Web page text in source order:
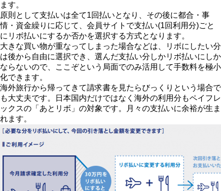
ます。
原則として支払いは全て1回払いとなり、その後に都合・事
情・資金繰りに応じて、会員サイトで支払い(1回利用分)ごと
にリボ払いにするか否かを選択する方式となります。
大きな買い物が重なってしまった場合などは、リボにしたい分
は後から自由に選択でき、選んだ支払い分しかリボ払いにしか
ならないので、ここぞという局面でのみ活用して手数料を極小
化できます。
海外旅行から帰ってきて請求書を見たらびっくりという場合で
も大丈夫です。日本国内だけではなく海外の利用分もペイフレ
ックスの「あとリボ」の対象です。月々の支払いに余裕が生ま
れます。